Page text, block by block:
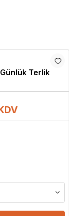
Terlik